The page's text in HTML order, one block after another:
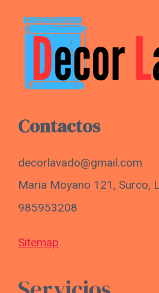
Contactos
decorlavado@gmail.com
Maria Moyano 121, Surco,
985953208
Sitemap